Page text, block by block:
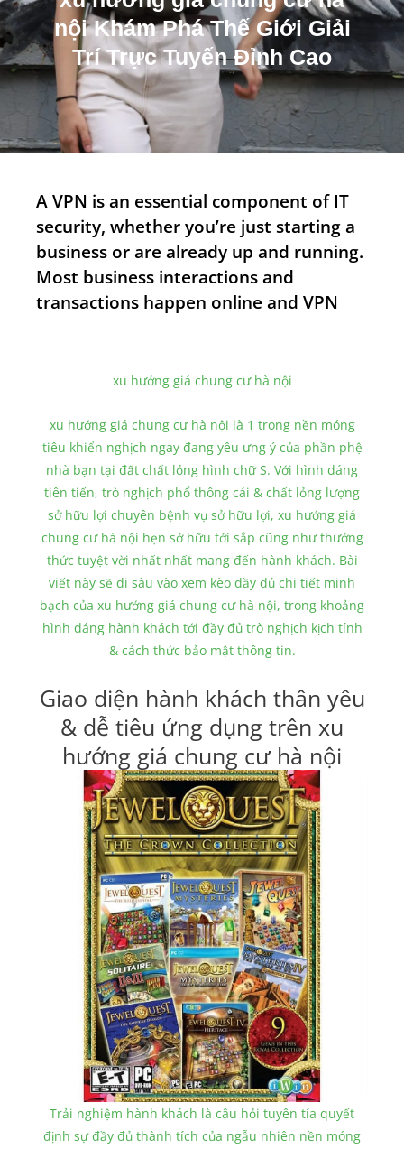
m
nội Khám Phá Thế Giới Giải
Trí Trực Tuyến Đỉnh Cao
A VPN is an essential component of IT
security, whether you’re just starting a
business or are already up and running.
Most business interactions and
transactions happen online and VPN
xu hướng giá chung cư hà nội
xu hướng giá chung cư hà nội là 1 trong nền móng
tiêu khiển nghịch ngay đang yêu ưng ý của phần phệ
nhà bạn tại đất chất lỏng hình chữ S. Với hình dáng
tiên tiến, trò nghịch phổ thông cái & chất lỏng lượng
sở hữu lợi chuyên bệnh vụ sở hữu lợi, xu hướng giá
chung cư hà nội hẹn sở hữu tới sắp cũng như thưởng
thức tuyệt vời nhất nhất mang đến hành khách. Bài
viết này sẽ đi sâu vào xem kèo đầy đủ chi tiết minh
bạch của xu hướng giá chung cư hà nội, trong khoảng
hình dáng hành khách tới đầy đủ trò nghịch kịch tính
& cách thức bảo mật thông tin.
Giao diện hành khách thân yêu
& dễ tiêu ứng dụng trên xu
hướng giá chung cư hà nội
Trải nghiệm hành khách là câu hỏi tuyên tía quyết
định sự đầy đủ thành tích của ngẫu nhiên nền móng